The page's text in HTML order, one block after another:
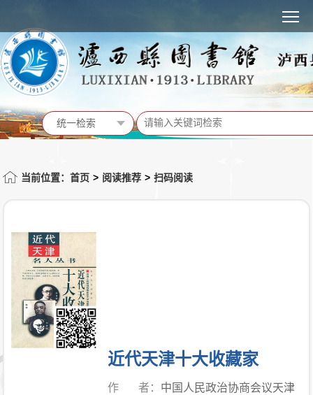
统一检索
馆藏书目
当前位置：首页 > 阅读推荐 > 扫码阅读
近代天津十大收藏家
作 者： 中国人民政治协商会议天津